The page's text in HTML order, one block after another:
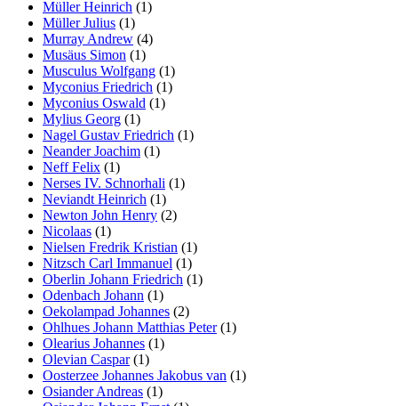
Müller Heinrich (1)
Müller Julius (1)
Murray Andrew (4)
Musäus Simon (1)
Musculus Wolfgang (1)
Myconius Friedrich (1)
Myconius Oswald (1)
Mylius Georg (1)
Nagel Gustav Friedrich (1)
Neander Joachim (1)
Neff Felix (1)
Nerses IV. Schnorhali (1)
Neviandt Heinrich (1)
Newton John Henry (2)
Nicolaas (1)
Nielsen Fredrik Kristian (1)
Nitzsch Carl Immanuel (1)
Oberlin Johann Friedrich (1)
Odenbach Johann (1)
Oekolampad Johannes (2)
Ohlhues Johann Matthias Peter(1)
Olearius Johannes (1)
Olevian Caspar(1)
Oosterzee Johannes Jakobus van (1)
Osiander Andreas (1)